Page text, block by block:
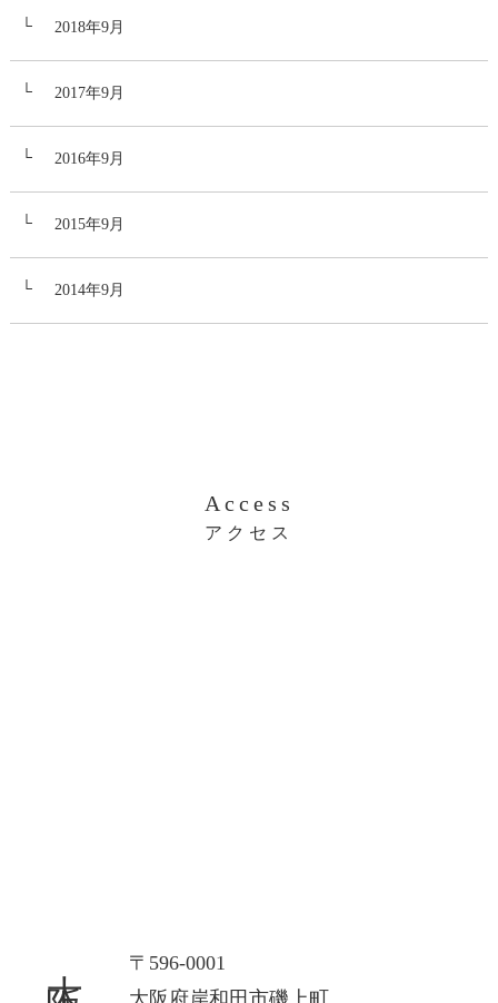
2018年9月
2017年9月
2016年9月
2015年9月
2014年9月
Access
アクセス
大阪本社
〒596-0001
大阪府岸和田市磯上町